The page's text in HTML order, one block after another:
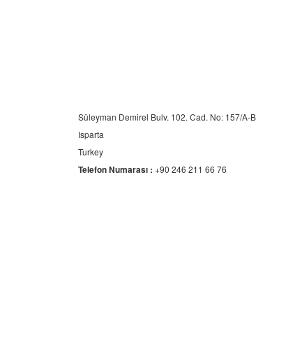
Süleyman Demirel Bulv. 102. Cad. No: 157/A-B
Isparta
Turkey
Telefon Numarası : +90 246 211 66 76